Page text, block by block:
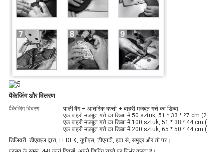
पैकेजिंग और वितरण
पैकेजिंग विवरण
पाली बैग + आंतरिक दफ़्ती + बाहरी मजबूत गत्ते का डिब्बा
एक बाहरी मजबूत गत्ते का डिब्बा में 50 sztuk, 51 * 33 * 27 cm (25 sztuk / पाली बैग / भीतरी गत्ते का डिब्बा)
एक बाहरी मजबूत गत्ते का डिब्बा में 100 sztuk, 51 * 38 * 44 cm (25 sztuk / पाली बैग / भीतरी गत्ते का डिब्बा)
एक बाहरी मजबूत गत्ते का डिब्बा में 200 sztuk, 65 * 50 * 44 cm (25 sztuk / पाली बैग / आंतरिक दफ़्ती) .....
डिलिवरी: डीएचएल द्वारा, FEDEX, यूपीएस, टीएनटी, हवा से, समुद्र और तो पर।